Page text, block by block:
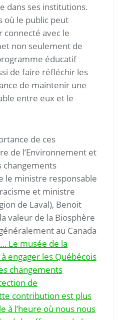
dans ses institutions.
où le public peut
connecté avec le
non seulement de
éducatif
de faire réfléchir les
de maintenir une
entre eux et le
de ces
de l’Environnement et
changements
le ministre responsable
et ministre
de Laval), Benoit
valeur de la Biosphère
au Canada
Le musée de la
engager les Québécois
changements
de
contribution est plus
à l’heure où nous nous